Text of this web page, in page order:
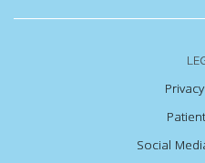
Social